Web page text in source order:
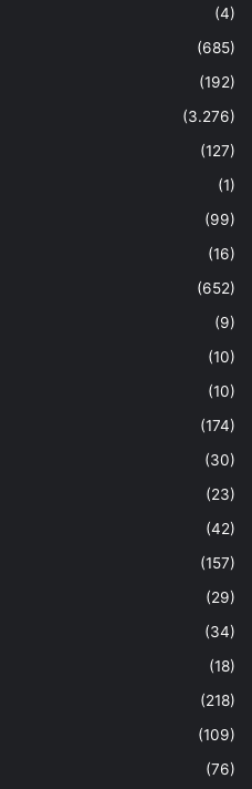
(4)
(685)
(192)
(3.276)
(127)
(1)
(99)
(16)
(652)
(9)
(10)
(10)
(174)
(30)
(23)
(42)
(157)
(29)
(34)
(18)
(218)
(109)
(76)